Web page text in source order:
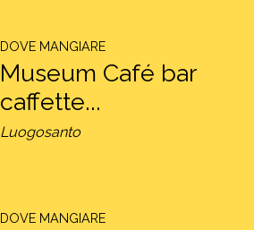
DOVE MANGIARE
Museum Café bar
caffette...
Luogosanto
DOVE MANGIARE